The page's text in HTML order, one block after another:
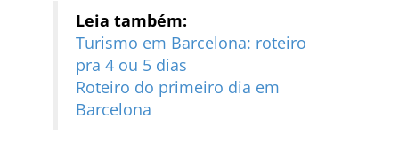
Leia também:
Turismo em Barcelona: roteiro
pra 4 ou 5 dias
Roteiro do primeiro dia em
Barcelona